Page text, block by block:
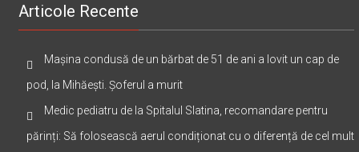
Articole Recente
Mașina condusă de un bărbat de 51 de ani a lovit un cap de
pod, la Mihăești. Șoferul a murit
Medic pediatru de la Spitalul Slatina, recomandare pentru
părinți: Să folosească aerul condiționat cu o diferență de cel mult